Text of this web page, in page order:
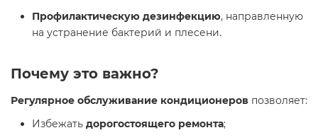
Профилактическую дезинфекцию, направленную
на устранение бактерий и плесени.
Почему это важно?
Регулярное обслуживание кондиционеров позволяет:
Избежать дорогостоящего ремонта;